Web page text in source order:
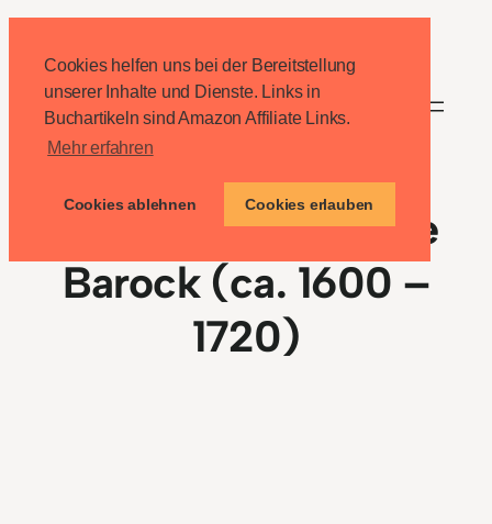
Cookies helfen uns bei der Bereitstellung
unserer Inhalte und Dienste. Links in
Buchartikeln sind Amazon Affiliate Links.
Mehr erfahren
Cookies ablehnen Cookies erlauben
Zum
Inhalt
springen
Die Literaturepoche
Barock (ca. 1600 –
1720)